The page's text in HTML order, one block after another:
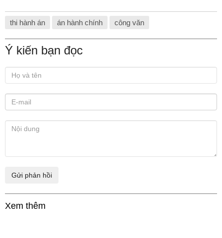
thi hành án án hành chính công văn
Ý kiến bạn đọc
Xem thêm